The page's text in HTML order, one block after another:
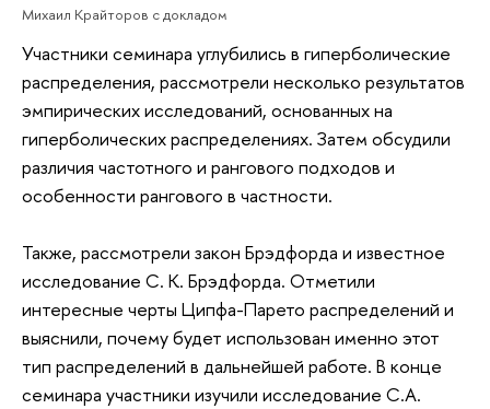
Михаил Крайторов с докладом
Участники семинара углубились в гиперболические
распределения, рассмотрели несколько результатов
эмпирических исследований, основанных на
гиперболических распределениях. Затем обсудили
различия частотного и рангового подходов и
особенности рангового в частности.
Также, рассмотрели закон Брэдфорда и известное
исследование С. К. Брэдфорда. Отметили
интересные черты Ципфа-Парето распределений и
выяснили, почему будет использован именно этот
тип распределений в дальнейшей работе. В конце
семинара участники изучили исследование С.А.